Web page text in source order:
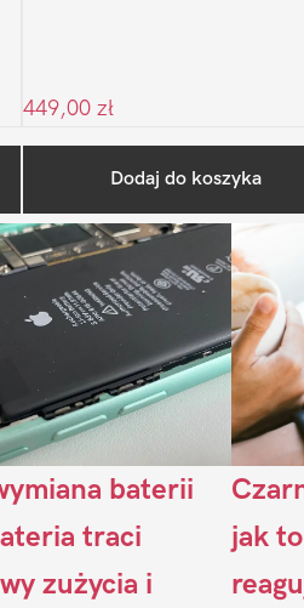
449,00 zł
Dodaj do koszyka
na blogu
baterii
traci
zużycia i
jak